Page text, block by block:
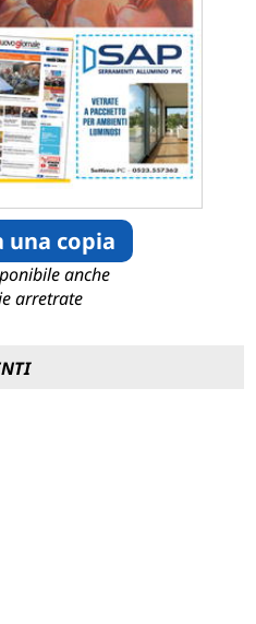
una copia
anche
arretrate